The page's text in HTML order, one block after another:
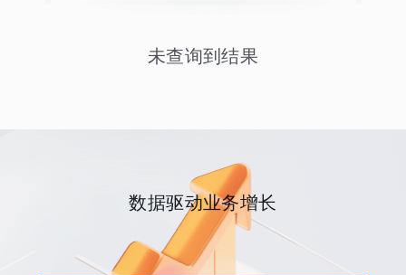
未查询到结果
数据驱动业务增长